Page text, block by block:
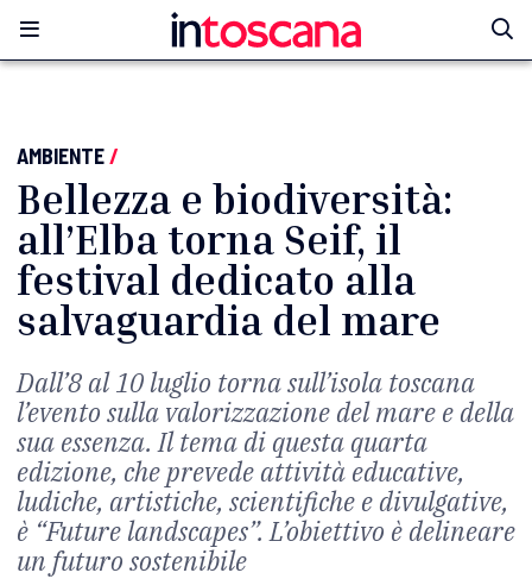
AMBIENTE/
Bellezza e biodiversità:
all’Elba torna Seif, il
festival dedicato alla
salvaguardia del mare
Dall’8 al 10 luglio torna sull’isola toscana
l’evento sulla valorizzazione del mare e della
sua essenza. Il tema di questa quarta
edizione, che prevede attività educative,
ludiche, artistiche, scientifiche e divulgative,
è “Future landscapes”. L’obiettivo è delineare
un futuro sostenibile